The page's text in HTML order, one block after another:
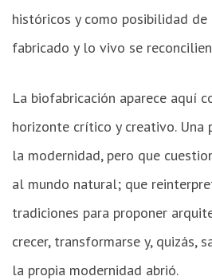
históricos y como posibilidad
fabricado y lo vivo se
La biofabricación aparece aquí
horizonte crítico y creativo. Una
la modernidad, pero que
al mundo natural; que
tradiciones para proponer
crecer, transformarse y, quizás,
la propia modernidad abrió.